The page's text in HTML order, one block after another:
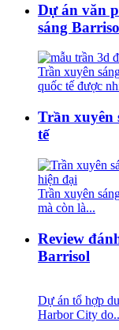
Dự án văn
sáng
Trần xuyên
quốc tế được
Trần xuyên
tế
Trần xuyên
mà còn là...
Review
Barrisol
Dự án tổ hợp
Harbor City